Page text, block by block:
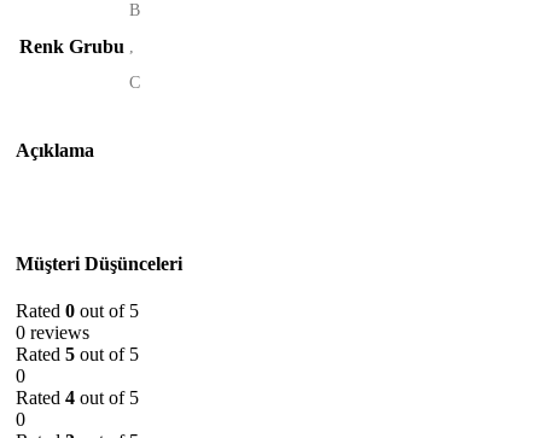
Renk Grubu
B
,
C
Açıklama
Müşteri Düşünceleri
Rated 0 out of 5
0 reviews
Rated 5 out of 5
0
Rated 4 out of 5
0